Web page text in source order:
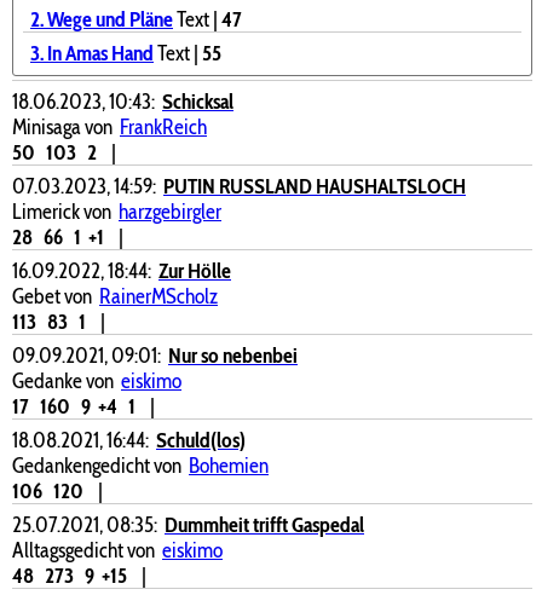
2. Wege und PläneText |47
3. In Amas HandText | 55
18.06.2023, 10:43: Schicksal
Minisaga von FrankReich
50 103 2
|
07.03.2023, 14:59: PUTIN RUSSLAND HAUSHALTSLOCH
Limerick von harzgebirgler
28 66 1 +1
|
16.09.2022, 18:44: Zur Hölle
Gebet von RainerMScholz
113 83 1
|
09.09.2021, 09:01: Nur so nebenbei
Gedanke von eiskimo
17 160 9 +4 1
|
18.08.2021, 16:44: Schuld(los)
Gedankengedicht von Bohemien
106 120
|
25.07.2021, 08:35: Dummheit trifft Gaspedal
Alltagsgedicht von eiskimo
48 273 9 +15 |